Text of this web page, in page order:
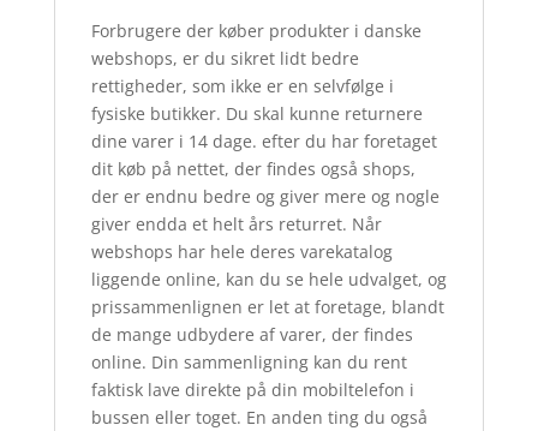
Forbrugere der køber produkter i danske
webshops, er du sikret lidt bedre
rettigheder, som ikke er en selvfølge i
fysiske butikker. Du skal kunne returnere
dine varer i 14 dage. efter du har foretaget
dit køb på nettet, der findes også shops,
der er endnu bedre og giver mere og nogle
giver endda et helt års returret. Når
webshops har hele deres varekatalog
liggende online, kan du se hele udvalget, og
prissammenlignen er let at foretage, blandt
de mange udbydere af varer, der findes
online. Din sammenligning kan du rent
faktisk lave direkte på din mobiltelefon i
bussen eller toget. En anden ting du også